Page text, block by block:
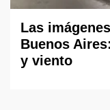
Las
Buenos
y viento